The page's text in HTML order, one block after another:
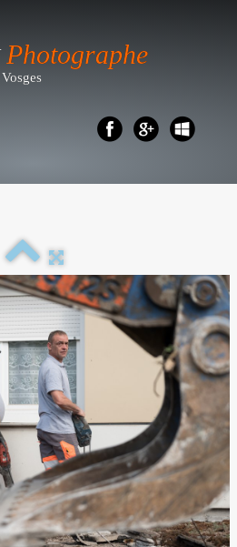
Photographe